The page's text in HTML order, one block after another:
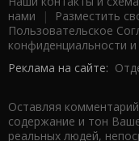
нами | Разместить
Пользовательское
конфиденциальности
Реклама на сайте:
Оставляя
содержание и тон
реальных людей,